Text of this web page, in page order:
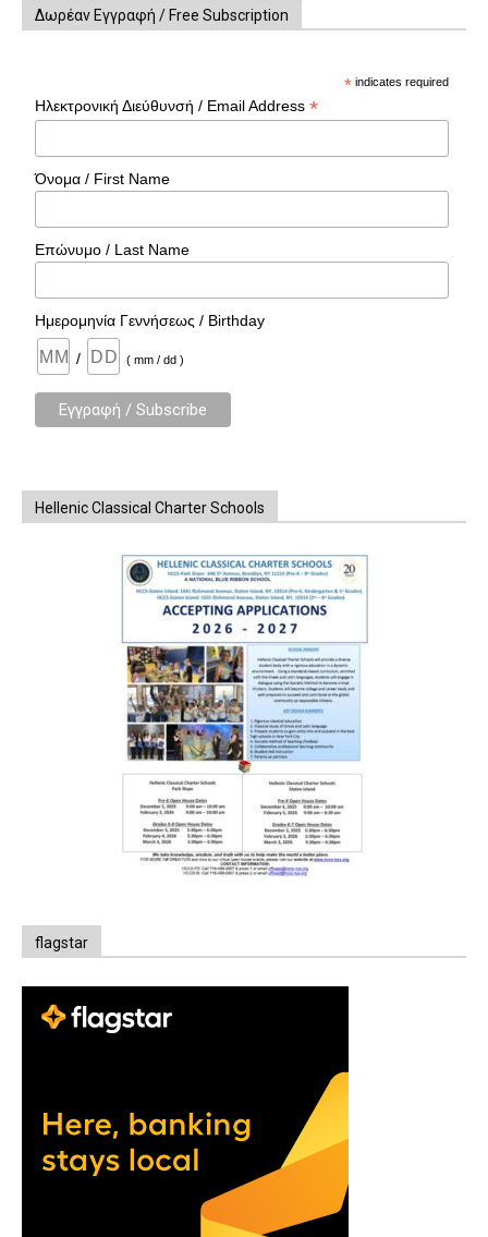
Δωρέαν Εγγραφή / Free Subscription
* indicates required
Ηλεκτρονική Διεύθυνσή / Email Address*
Όνομα / First Name
Επώνυμο / Last Name
Ημερομηνία Γεννήσεως / Birthday
/ ( mm / dd )
Hellenic Classical Charter Schools
flagstar